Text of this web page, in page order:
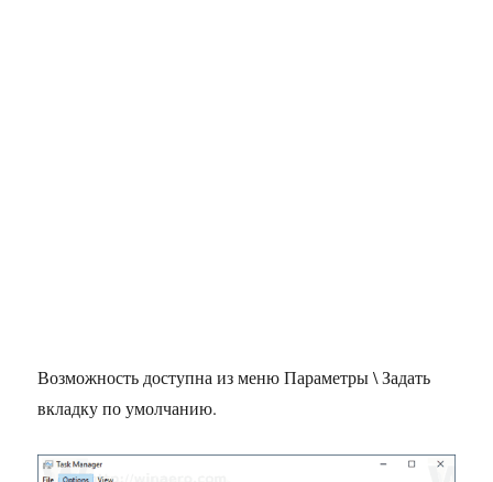
Возможность доступна из меню Параметры \ Задать
вкладку по умолчанию.